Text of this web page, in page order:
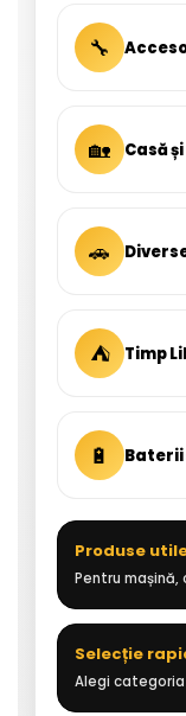
🔧
🏡 Casă
🚗
⛺ Timp
🔋
Produse
Pentru
Selecție
Alegi